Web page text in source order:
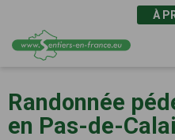
au
contenu
principal
À
Randonnée
en Pas-de-